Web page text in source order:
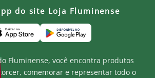
Fluminense, você encontra produtos
comemorar e representar todo o
do site Loja Fluminense